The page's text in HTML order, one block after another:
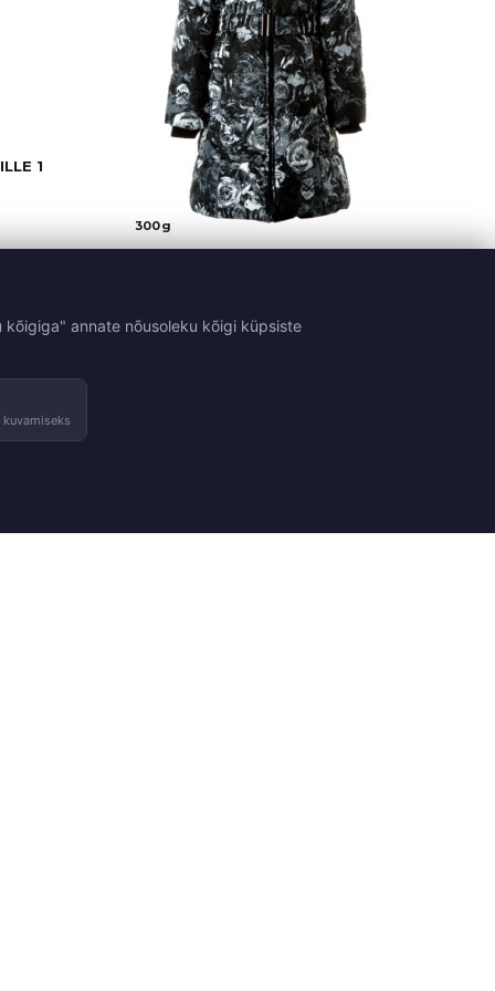
1
300g
99,90€ %
kõigiga" annate nõusoleku kõigi küpsiste